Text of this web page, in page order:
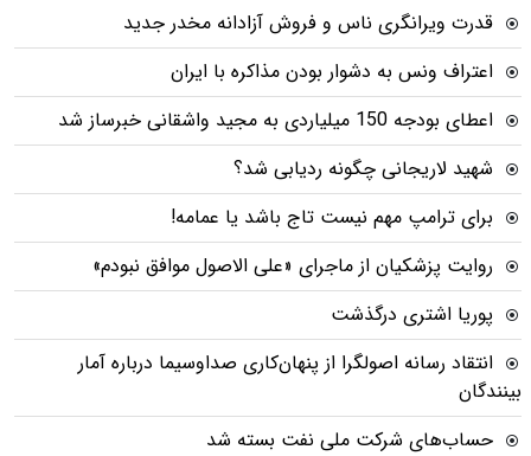
قدرت ویرانگری ناس و فروش آزادانه مخدر جدید
اعتراف ونس به دشوار بودن مذاکره با ایران
اعطای بودجه 150 میلیاردی به مجید واشقانی خبرساز شد
شهید لاریجانی چگونه ردیابی شد؟
برای ترامپ مهم نیست تاج باشد یا عمامه!
روایت پزشکیان از ماجرای «علی الاصول موافق نبودم»
پوریا اشتری درگذشت
انتقاد رسانه اصولگرا از پنهان‌کاری صداوسیما درباره آمار
بینندگان
حساب‌های شرکت ملی نفت بسته شد